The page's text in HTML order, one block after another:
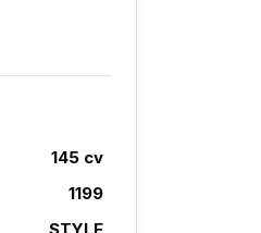
145 cv
1199